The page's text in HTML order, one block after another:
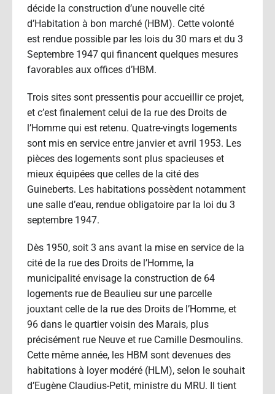
décide la construction d’une nouvelle cité
d’Habitation à bon marché (HBM). Cette volonté
est rendue possible par les lois du 30 mars et du 3
Septembre 1947 qui financent quelques mesures
favorables aux offices d’HBM.
Trois sites sont pressentis pour accueillir ce projet,
et c’est finalement celui de la rue des Droits de
l’Homme qui est retenu. Quatre-vingts logements
sont mis en service entre janvier et avril 1953. Les
pièces des logements sont plus spacieuses et
mieux équipées que celles de la cité des
Guineberts. Les habitations possèdent notamment
une salle d’eau, rendue obligatoire par la loi du 3
septembre 1947.
Dès 1950, soit 3 ans avant la mise en service de la
cité de la rue des Droits de l’Homme, la
municipalité envisage la construction de 64
logements rue de Beaulieu sur une parcelle
jouxtant celle de la rue des Droits de l’Homme, et
96 dans le quartier voisin des Marais, plus
précisément rue Neuve et rue Camille Desmoulins.
Cette même année, les HBM sont devenues des
habitations à loyer modéré (HLM), selon le souhait
d’Eugène Claudius-Petit, ministre du MRU. Il tient